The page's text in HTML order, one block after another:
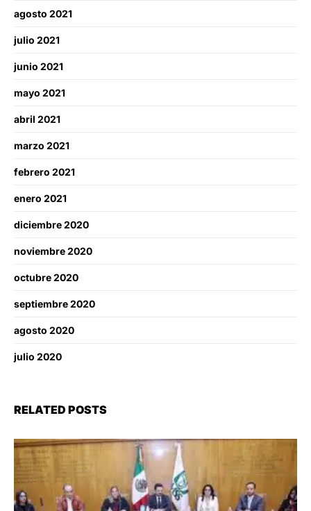
agosto 2021
julio 2021
junio 2021
mayo 2021
abril 2021
marzo 2021
febrero 2021
enero 2021
diciembre 2020
noviembre 2020
octubre 2020
septiembre 2020
agosto 2020
julio 2020
RELATED POSTS